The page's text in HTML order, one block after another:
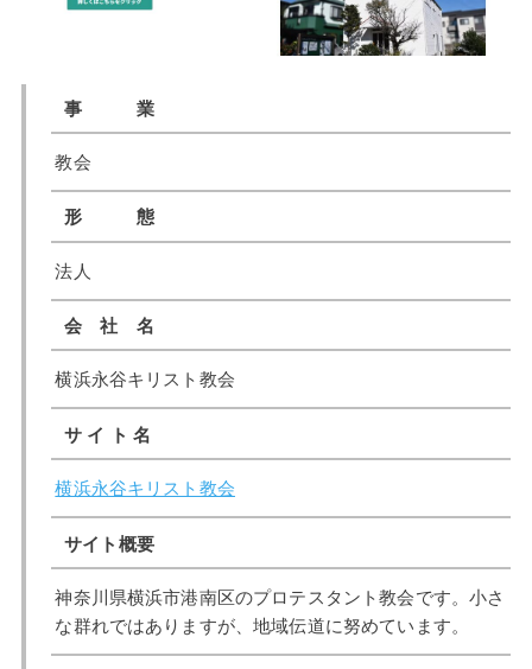
事 業
教会
形 態
法人
会 社 名
横浜永谷キリスト教会
サ イ ト 名
横浜永谷キリスト教会
サイト概要
神奈川県横浜市港南区のプロテスタント教会です。小さ
な群れではありますが、地域伝道に努めています。